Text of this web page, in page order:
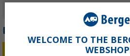
HÜTE & MÜTZEN
WELCOME TO THE